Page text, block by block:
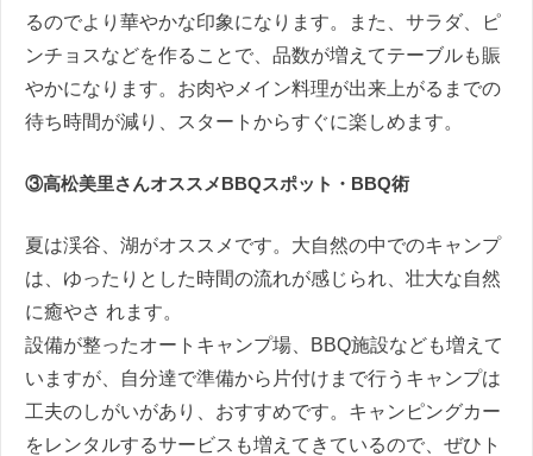
るのでより華やかな印象になります。また、サラダ、ピ
ンチョスなどを作ることで、品数が増えてテーブルも賑
やかになります。お肉やメイン料理が出来上がるまでの
待ち時間が減り、スタートからすぐに楽しめます。
③高松美里さんオススメBBQスポット・BBQ術
夏は渓谷、湖がオススメです。大自然の中でのキャンプ
は、ゆったりとした時間の流れが感じられ、壮大な自然
に癒やさ れます。
設備が整ったオートキャンプ場、BBQ施設なども増えて
いますが、自分達で準備から片付けまで行うキャンプは
工夫のしがいがあり、おすすめです。キャンピングカー
をレンタルするサービスも増えてきているので、ぜひト